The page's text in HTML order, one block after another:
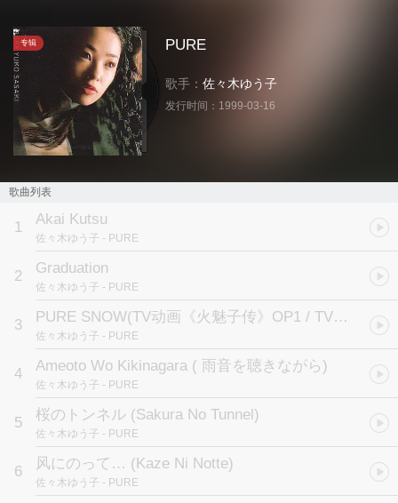
专辑 PURE
歌手： 佐々木ゆう子
发行时间： 1999-03-16
歌曲列表
1 Akai Kutsu
佐々木ゆう子 - PURE
2 Graduation
佐々木ゆう子 - PURE
3 PURE SNOW(TV动画《火魅子传》OP1 / TVアニメ「火魅子伝」OP1テーマ)
佐々木ゆう子 - PURE
4 Ameoto Wo Kikinagara ( 雨音を聴きながら)
佐々木ゆう子 - PURE
5 桜のトンネル (Sakura No Tunnel)
佐々木ゆう子 - PURE
6 风にのって… (Kaze Ni Notte)
佐々木ゆう子 - PURE